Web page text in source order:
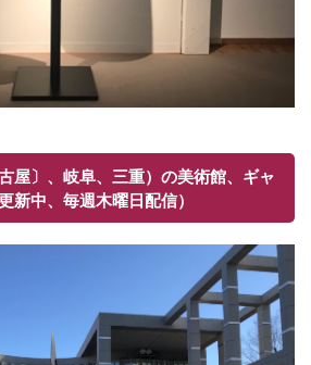
屋〕、岐阜、三重）の美術館、ギャ
新中、毎週木曜日配信）